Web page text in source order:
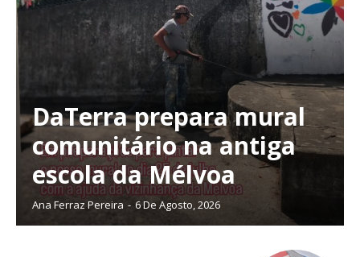
Planos de Assinatura
Faça-se assinante do Região de Cister e ajude-nos a manter este serviço
DaTerra prepara mural
comunitário na antiga
escola da Mélvoa
Ana Ferraz Pereira - 6 De Agosto, 2026